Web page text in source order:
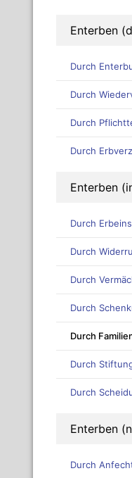
Enterben
Durch
Durch
Durch
Durch
Enterben
Durch
Durch
Durch
Durch
Durch
Durch
Durch
Enterben
Durch